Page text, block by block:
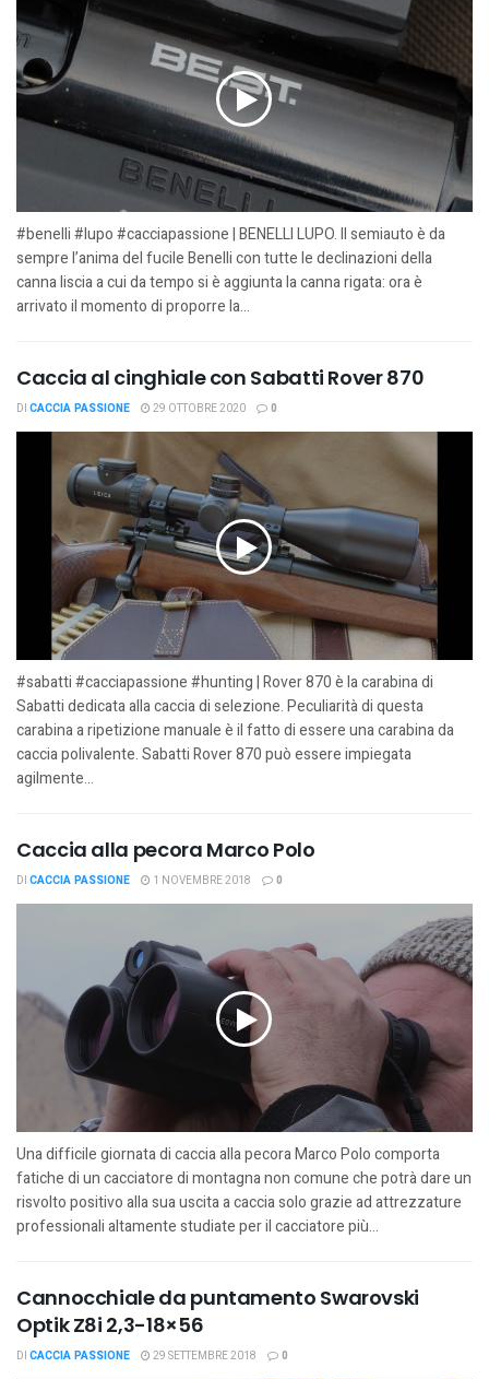
#benelli #lupo #cacciapassione | BENELLI LUPO. Il semiauto è da
sempre l’anima del fucile Benelli con tutte le declinazioni della
canna liscia a cui da tempo si è aggiunta la canna rigata: ora è
arrivato il momento di proporre la...
Caccia al cinghiale con Sabatti Rover 870
DI CACCIA PASSIONE 29 OTTOBRE 2020 0
#sabatti #cacciapassione #hunting | Rover 870 è la carabina di
Sabatti dedicata alla caccia di selezione. Peculiarità di questa
carabina a ripetizione manuale è il fatto di essere una carabina da
caccia polivalente. Sabatti Rover 870 può essere impiegata
agilmente...
Caccia alla pecora Marco Polo
DI CACCIA PASSIONE 1 NOVEMBRE 2018 0
Una difficile giornata di caccia alla pecora Marco Polo comporta
fatiche di un cacciatore di montagna non comune che potrà dare un
risvolto positivo alla sua uscita a caccia solo grazie ad attrezzature
professionali altamente studiate per il cacciatore più...
Cannocchiale da puntamento Swarovski
Optik Z8i 2,3-18×56
DI CACCIA PASSIONE 29 SETTEMBRE 2018 0